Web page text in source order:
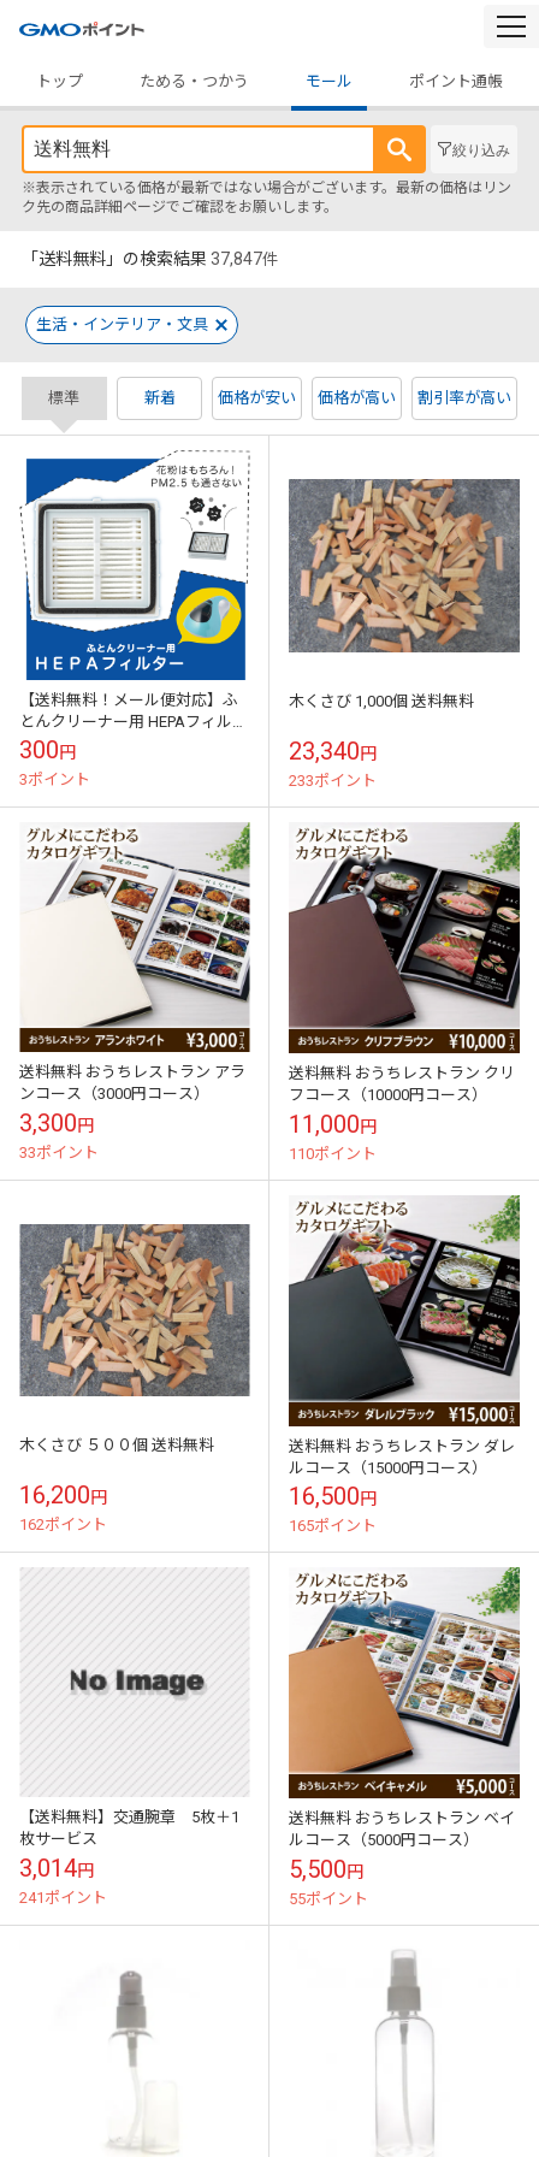
トップ
ためる・つかう モール ポイント通帳
絞り込み
※表示されている価格が最新ではない場合がございます。最新の価格はリン
ク先の商品詳細ページでご確認をお願いします。
「送料無料」の検索結果 37,847件
生活・インテリア・文具
標準 新着 価格が安い 価格が高い 割引率が高い
【送料無料！メール便対応】ふ
とんクリーナー用 HEPAフィルタ
ー ふとんクリーナー本体と同時
購入で送料無料！
300円
3ポイント
木くさび 1,000個 送料無料
23,340円
233ポイント
送料無料 おうちレストラン アラ
ンコース（3000円コース）
3,300円
33ポイント
送料無料 おうちレストラン クリ
フコース（10000円コース）
11,000円
110ポイント
木くさび ５００個 送料無料
16,200円
162ポイント
送料無料 おうちレストラン ダレ
ルコース（15000円コース）
16,500円
165ポイント
【送料無料】交通腕章 5枚＋1
枚サービス
3,014円
241ポイント
送料無料 おうちレストラン ベイ
ルコース（5000円コース）
5,500円
55ポイント